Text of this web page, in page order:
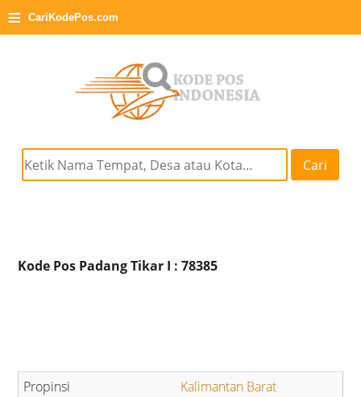
≡ CariKodePos.com
Cari
Kode Pos Padang Tikar I : 78385
Kalimantan Barat